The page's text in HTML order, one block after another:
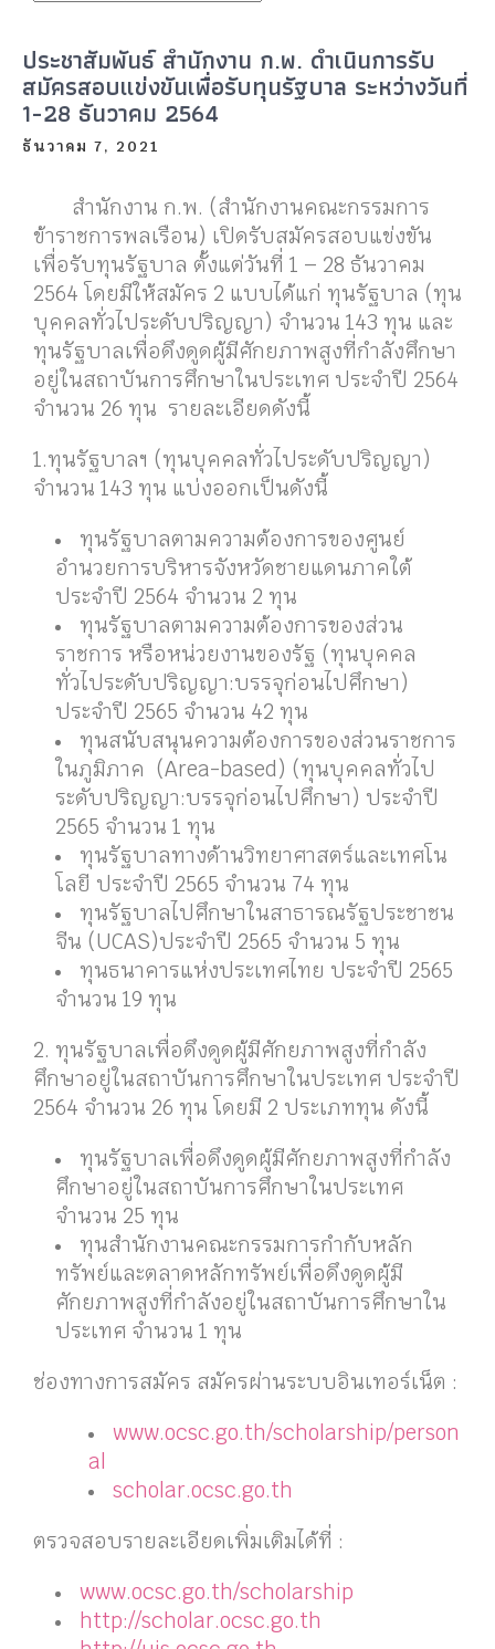
การเตรียมตัวก่อนไปฝึกงาน
หมวดหมู่
ประชาสัมพันธ์ สำนักงาน ก.พ. ดำเนินการรับ
สมัครสอบแข่งขันเพื่อรับทุนรัฐบาล ระหว่างวันที่
1-28 ธันวาคม 2564
ธันวาคม 7, 2021
สำนักงาน ก.พ. (สำนักงานคณะกรรมการ
ข้าราชการพลเรือน) เปิดรับสมัครสอบแข่งขัน
เพื่อรับทุนรัฐบาล ตั้งแต่วันที่ 1 – 28 ธันวาคม
2564 โดยมีให้สมัคร 2 แบบได้แก่ ทุนรัฐบาล (ทุน
บุคคลทั่วไประดับปริญญา) จำนวน 143 ทุน และ
ทุนรัฐบาลเพื่อดึงดูดผู้มีศักยภาพสูงที่กำลังศึกษา
อยู่ในสถาบันการศึกษาในประเทศ ประจำปี 2564
จำนวน 26 ทุน รายละเอียดดังนี้
1.ทุนรัฐบาลฯ (ทุนบุคคลทั่วไประดับปริญญา)
จำนวน 143 ทุน แบ่งออกเป็นดังนี้
ทุนรัฐบาลตามความต้องการของศูนย์
อำนวยการบริหารจังหวัดชายแดนภาคใต้
ประจำปี 2564 จำนวน 2 ทุน
ทุนรัฐบาลตามความต้องการของส่วน
ราชการ หรือหน่วยงานของรัฐ (ทุนบุคคล
ทั่วไประดับปริญญา:บรรจุก่อนไปศึกษา)
ประจำปี 2565 จำนวน 42 ทุน
ทุนสนับสนุนความต้องการของส่วนราชการ
ในภูมิภาค (Area-based) (ทุนบุคคลทั่วไป
ระดับปริญญา:บรรจุก่อนไปศึกษา) ประจำปี
2565 จำนวน 1 ทุน
ทุนรัฐบาลทางด้านวิทยาศาสตร์และเทศโน
โลยี ประจำปี 2565 จำนวน 74 ทุน
ทุนรัฐบาลไปศึกษาในสาธารณรัฐประชาชน
จีน (UCAS)ประจำปี 2565 จำนวน 5 ทุน
ทุนธนาคารแห่งประเทศไทย ประจำปี 2565
จำนวน 19 ทุน
2. ทุนรัฐบาลเพื่อดึงดูดผู้มีศักยภาพสูงที่กำลัง
ศึกษาอยู่ในสถาบันการศึกษาในประเทศ ประจำปี
2564 จำนวน 26 ทุน โดยมี 2 ประเภททุน ดังนี้
ทุนรัฐบาลเพื่อดึงดูดผู้มีศักยภาพสูงที่กำลัง
จำนวน 25 ทุน
ทุนสำนักงานคณะกรรมการกำกับหลัก
ทรัพย์และตลาดหลักทรัพย์เพื่อดึงดูดผู้มี
ศักยภาพสูงที่กำลังอยู่ในสถาบันการศึกษาใน
www.ocsc.go.th/scholarship/person
al